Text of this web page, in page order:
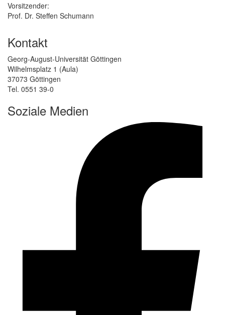
Vorsitzender:
Prof. Dr. Steffen Schumann
Kontakt
Georg-August-Universität Göttingen
Wilhelmsplatz 1 (Aula)
37073 Göttingen
Tel. 0551 39-0
Soziale Medien